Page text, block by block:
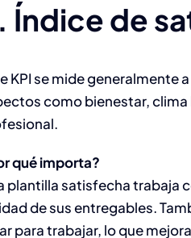
Índice de
KPI se mide generalmente
como bienestar,
qué importa?
plantilla satisfecha trabaja
de sus entregables.
para trabajar, lo que